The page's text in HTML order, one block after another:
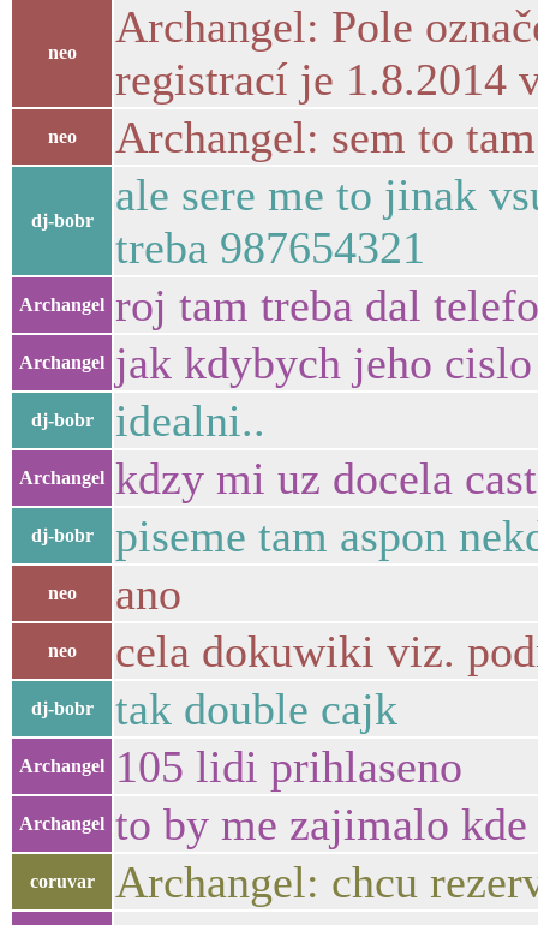
neo
Archangel: Pole
registrací je 1.8.2014
neo Archangel: sem to
dj-bobr
ale sere me to jinak
treba 987654321
Archangel roj tam treba dal
Archangel jak kdybych jeho
dj-bobr idealni..
Archangel kdzy mi uz docela
dj-bobr piseme tam aspon
neo ano
neo cela dokuwiki viz.
dj-bobr tak double cajk
Archangel 105 lidi prihlaseno
Archangel to by me zajimalo
coruvar
Archangel: chcu